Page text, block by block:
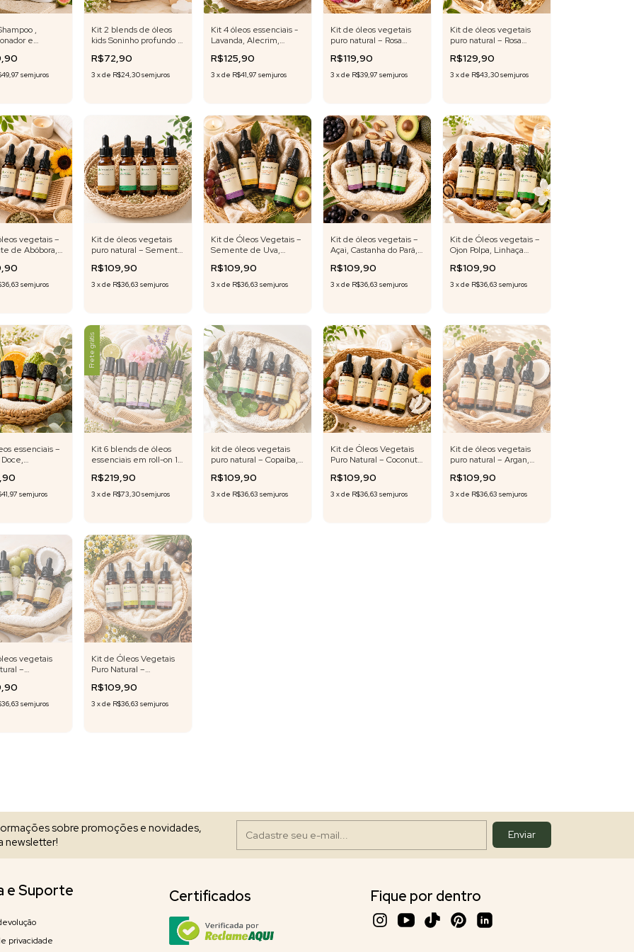
,
e
Fórmula
sem juros
Kit 2 blends de óleos
kids Soninho profundo e
10 ml cada - Fórmula
exclusiva
R$72,90
3 xde R$24,30sem juros
Kit 4 óleos essenciais -
Lavanda, Alecrim,
Melaleuca - 5 ml cada
R$125,90
3 xde R$41,97 sem juros
Kit de óleos vegetais
puro natural – Rosa
e Romã – 20 ml cada
R$119,90
3 xde R$39,97 sem juros
Kit de óleos vegetais
puro natural – Rosa
Romã – 30 ml cada
R$129,90
3 xde R$43,30sem juros
vegetais –
de Abóbora,
e Girassol –
sem juros
Kit de óleos vegetais
puro natural – Semente
Babosa e Girassol – 20
ml cada
R$109,90
3 xde R$36,63 sem juros
Kit de Óleos Vegetais –
Semente de Uva,
Semente de Abóbora e
Abacate – 20 ml cada
R$109,90
3 xde R$36,63 sem juros
Kit de óleos vegetais –
Açai, Castanha do Pará,
ml cada
R$109,90
3 xde R$36,63 sem juros
Kit de Óleos vegetais –
Ojon Polpa, Linhaça
Alecrim – 20 ml cada
R$109,90
3 xde R$36,63 sem juros
essenciais –
e Eucalipto
- 5 ml cada
sem juros
Frete grátis
Kit 6 blends de óleos
essenciais em roll-on 10
exclusiva
R$219,90
3 xde R$73,30sem juros
kit de óleos vegetais
puro natural – Copaíba,
Amêndoas Doce e
Gengibre – 20 ml cada
R$109,90
3 xde R$36,63 sem juros
Kit de Óleos Vegetais
Puro Natural – Coconut,
Abóbora e Buriti – 20 ml
cada
R$109,90
3 xde R$36,63 sem juros
Kit de óleos vegetais
puro natural – Argan,
Coconut – 20 ml cada
R$109,90
3 xde R$36,63 sem juros
vegetais
–
e Linhaça
– 20 ml cada
sem juros
Kit de Óleos Vegetais
Puro Natural –
Patauá e Pracaxi – 20 ml
cada
R$109,90
3 xde R$36,63 sem juros
sobre promoções e novidades,
newsletter!
e Suporte
privacidade
Certificados Fique por dentro